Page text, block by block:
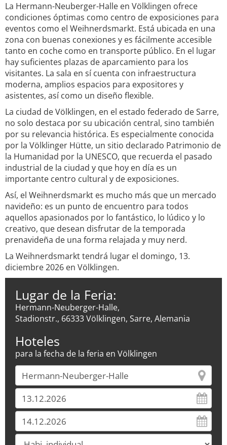
La Hermann-Neuberger-Halle en Völklingen ofrece
condiciones óptimas como centro de exposiciones para
eventos como el Weihnerdsmarkt. Está ubicada en una
zona con buenas conexiones y es fácilmente accesible
tanto en coche como en transporte público. En el lugar
hay suficientes plazas de aparcamiento para los
visitantes. La sala en sí cuenta con infraestructura
moderna, amplios espacios para expositores y
asistentes, así como un diseño flexible.
La ciudad de Völklingen, en el estado federado de Sarre,
no solo destaca por su ubicación central, sino también
por su relevancia histórica. Es especialmente conocida
por la Völklinger Hütte, un sitio declarado Patrimonio de
la Humanidad por la UNESCO, que recuerda el pasado
industrial de la ciudad y que hoy en día es un
importante centro cultural y de exposiciones.
Así, el Weihnerdsmarkt es mucho más que un mercado
navideño: es un punto de encuentro para todos
aquellos apasionados por lo fantástico, lo lúdico y lo
creativo, que desean disfrutar de la temporada
prenavideña de una forma relajada y muy nerd.
La Weihnerdsmarkt tendrá lugar el domingo, 13.
diciembre 2026 en Völklingen.
Lugar de la Feria:
Hermann-Neuberger-Halle,
Stadionstr., 66333 Völklingen, Sarre, Alemania
Hoteles
para la fecha de la feria en Völklingen